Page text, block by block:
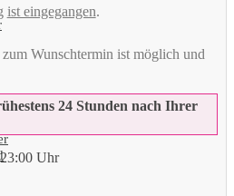
ist eingegangen.
Wunschtermin ist möglich und
24 Stunden nach Ihrer
Uhr